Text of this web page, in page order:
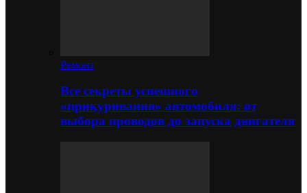
Ремонт
Все секреты успешного
«прикуривания» автомобиля: от
выбора проводов до запуска двигателя